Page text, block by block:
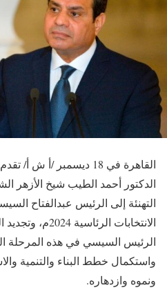
القاهرة في 18 ديسمبر /أ ش
الدكتور أحمد الطيب شيخ الأزهر
التهنئة إلى الرئيس عبدالفتاح
الانتخابات
الرئيس السيسي في هذه المرحلة
واستكمال خطط البناء والتنمية
ونموه وازدهاره.